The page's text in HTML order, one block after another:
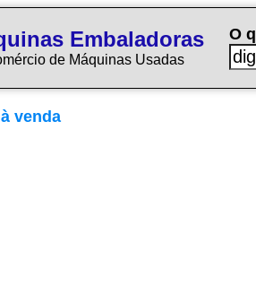
Embaladoras
de Máquinas Usadas
O
venda